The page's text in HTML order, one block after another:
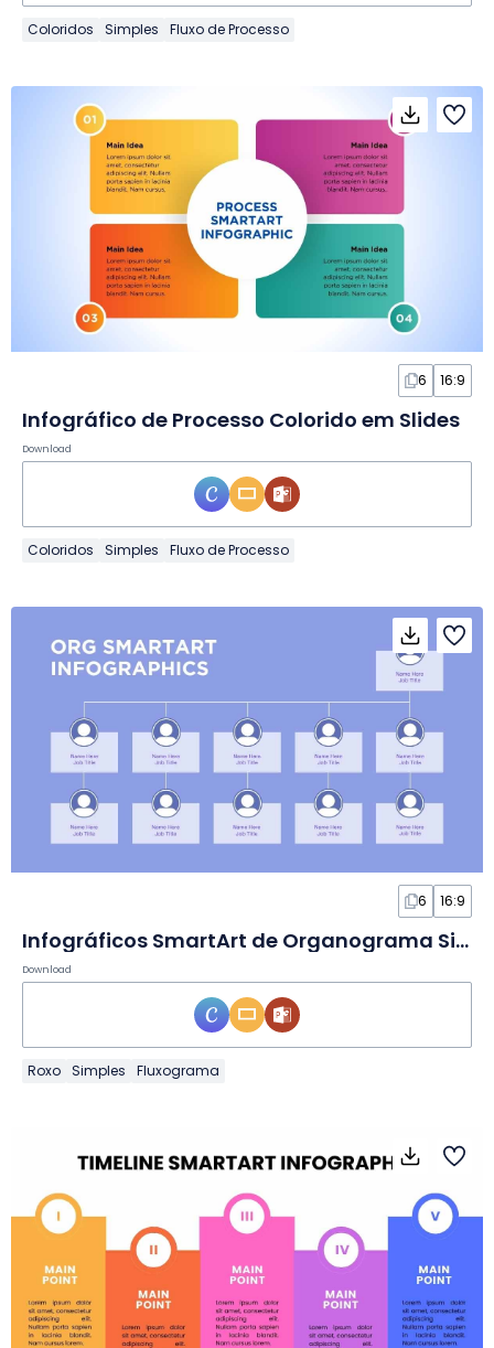
Coloridos Simples Fluxo de Processo
6 16:9
Infográfico de Processo Colorido em Slides
Download
Coloridos Simples Fluxo de Processo
6 16:9
Infográficos SmartArt de Organograma Simples em Slides
Download
Roxo Simples Fluxograma